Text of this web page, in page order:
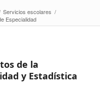
Servicios escolares /
Especialidad
de la
y Estadística